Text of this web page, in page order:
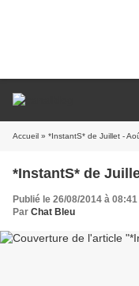
Accueil » *InstantS* de Juillet -
*InstantS* de
Publié le 26/08/2014 à 08:41
Par Chat Bleu